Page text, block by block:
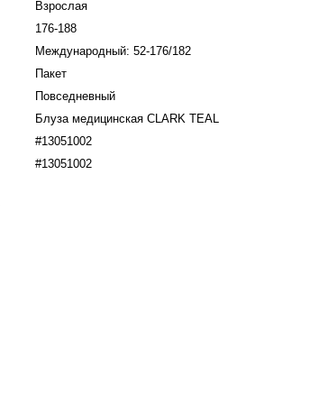
Взрослая
176-188
Международный: 52-176/182
Пакет
Повседневный
Блуза медицинская CLARK TEAL
#13051002
#13051002